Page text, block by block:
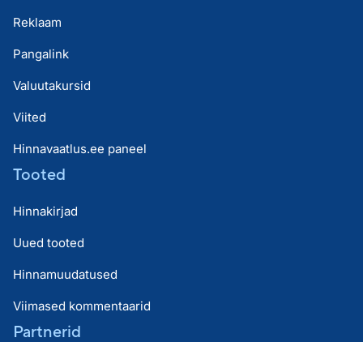
Reklaam
Pangalink
Valuutakursid
Viited
Hinnavaatlus.ee paneel
Tooted
Hinnakirjad
Uued tooted
Hinnamuudatused
Viimased kommentaarid
Partnerid